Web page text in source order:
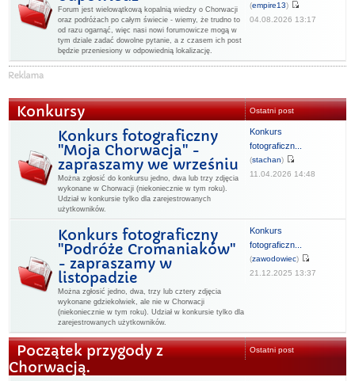
Forum jest wielowątkową kopalnią wiedzy o Chorwacji
oraz podróżach po całym świecie - wiemy, że trudno to
od razu ogarnąć, więc nasi nowi forumowicze mogą w
tym dziale zadać dowolne pytanie, a z czasem ich post
będzie przeniesiony w odpowiednią lokalizację.
(empire13)
04.08.2026 13:17
Konkursy Ostatni post
Konkurs fotograficzny
"Moja Chorwacja" -
zapraszamy we wrześniu
Można zgłosić do konkursu jedno, dwa lub trzy zdjęcia
wykonane w Chorwacji (niekoniecznie w tym roku).
Udział w konkursie tylko dla zarejestrowanych
użytkowników.
Konkurs
fotograficzn...
(stachan)
11.04.2026 14:48
Konkurs fotograficzny
"Podróże Cromaniaków"
- zapraszamy w
listopadzie
Można zgłosić jedno, dwa, trzy lub cztery zdjęcia
wykonane gdziekolwiek, ale nie w Chorwacji
(niekoniecznie w tym roku). Udział w konkursie tylko dla
zarejestrowanych użytkowników.
Konkurs
fotograficzn...
(zawodowiec)
21.12.2025 13:37
Początek przygody z
Chorwacją.
Ostatni post